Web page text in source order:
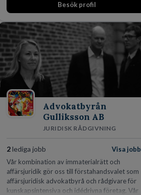
Besök profil
Advokatbyrån
Gulliksson AB
JURIDISK RÅDGIVNING
2lediga jobb
Visa jobb
Vår kombination av immaterialrätt och
affärsjuridik gör oss till förstahandsvalet som
affärsjuridisk advokatbyrå och rådgivare för
kunskapsintensiva och idédrivna företag. Vår